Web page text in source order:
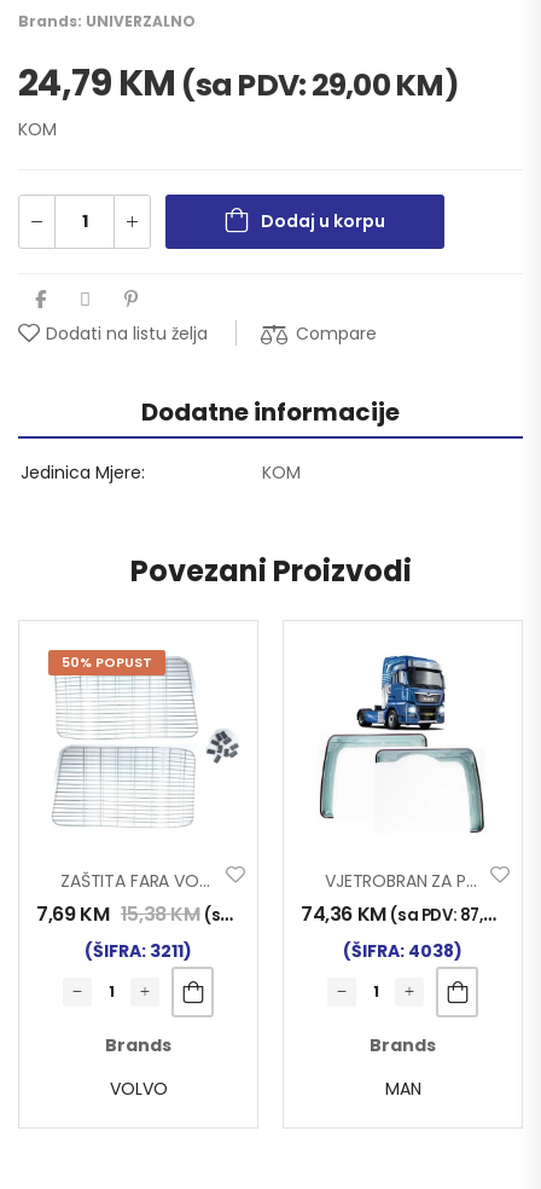
Brands: UNIVERZALNO
24,79KM (sa PDV:29,00KM)
KOM
Dodaj u korpu
Dodati na listu želja Compare
Dodatne informacije
Jedinica Mjere KOM
Povezani Proizvodi
50% POPUST
ZAŠTITA FARA VOLVO FH12-16
7,69KM 15,38KM (sa PDV: 9,00KM)
(ŠIFRA: 3211)
Brands
VOLVO
VJETROBRAN ZA PROZOR MAN TG-X
74,36 KM (sa PDV: 87,00
(ŠIFRA: 4038)
Brands
MAN